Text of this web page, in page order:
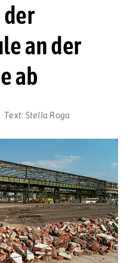
an der
ab
Text: Stella Roga